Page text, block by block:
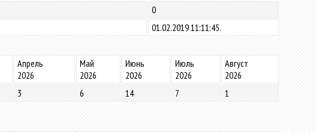
0
01.02.2019 11:11:45.
Апрель
2026
Май
2026
Июнь
2026
Июль
2026
Август
2026
3 6 14 7 1